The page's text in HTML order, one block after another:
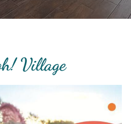
Village